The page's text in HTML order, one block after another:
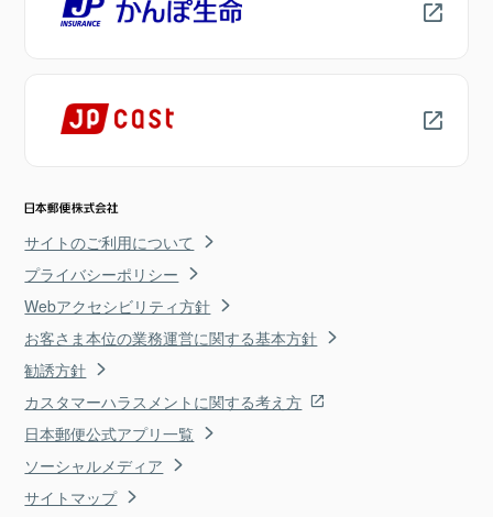
サイトのご利用について
プライバシーポリシー
Webアクセシビリティ方針
お客さま本位の業務運営に関する基本方針
勧誘方針
カスタマーハラスメントに関する考え方
日本郵便公式アプリ一覧
ソーシャルメディア
サイトマップ